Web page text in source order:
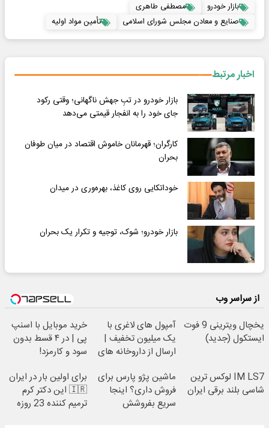
بازار خودرو
مصطفی طاهری
صنایع و معادن مجلس شورای اسلامی
تأمین مواد اولیه
اخبار مرتبط
بازار خودرو در تبِ جهش ناگهانی؛ وقتی رکود
جای خود را به انفجار قیمتی می‌دهد
کارگران؛ قهرمانان خاموش اقتصاد در میان طوفان
بحران
خوداتکایی روی کاغذ، بهره‌وری در میدان
بازار خودرو؛ شوک، توجیه و تکرار یک بحران
از سراسر وب
یخچال ویترینی 9 فوت
ایستکول (جدید)
آمپول های لاغری با
یک میلیون تخفیف |
ارسال از داروخانه های
خرید موبایل با اسنپ
پی | در ۴ قسط بدون
سود و کارمزد!
IM LS7 لوکس ترین
شاسی بلند برقی ایران
ماشین پژو پارس برای
فروش داری؟ اینجا
سریع بفروشش
برای اولین بار در ایران
🇮🇷 این دکتر کرم
ترمیم کننده 23 روزه